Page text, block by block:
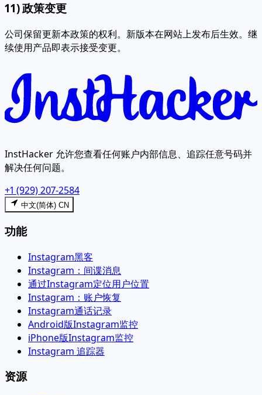
11) 政策变更
公司保留更新本政策的权利。新版本在网站上发布后生效。继
续使用产品即表示接受变更。
InstHacker 允许您查看任何账户内部信息、追踪任意号码并
解决任何问题。
+1 (929) 207-2584
中文(简体) CN
功能
Instagram黑客
Instagram：间谍消息
通过Instagram定位用户位置
Instagram：账户恢复
Instagram通话记录
Android版Instagram监控
iPhone版Instagram监控
Instagram 追踪器
资源